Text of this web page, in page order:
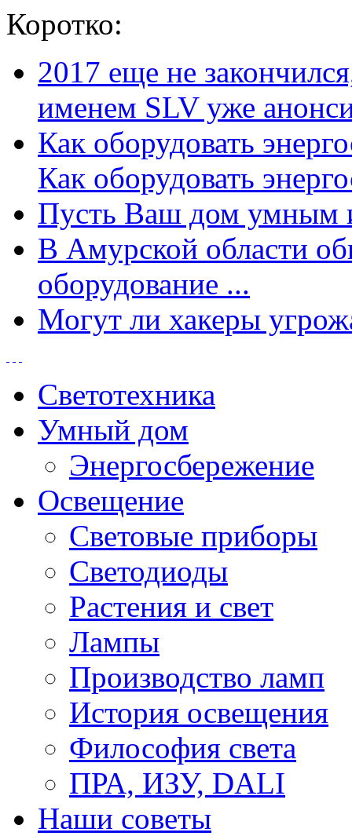
Коротко:
2017 еще не
именем SLV уже
Как оборудовать
Как оборудовать
Пусть Ваш дом умным
В Амурской области
оборудование ...
Могут ли хакеры
Светотехника
Умный дом
Энергосбережение
Освещение
Световые приборы
Светодиоды
Растения и свет
Лампы
Производство ламп
История освещения
Философия света
ПРА, ИЗУ, DALI
Наши советы